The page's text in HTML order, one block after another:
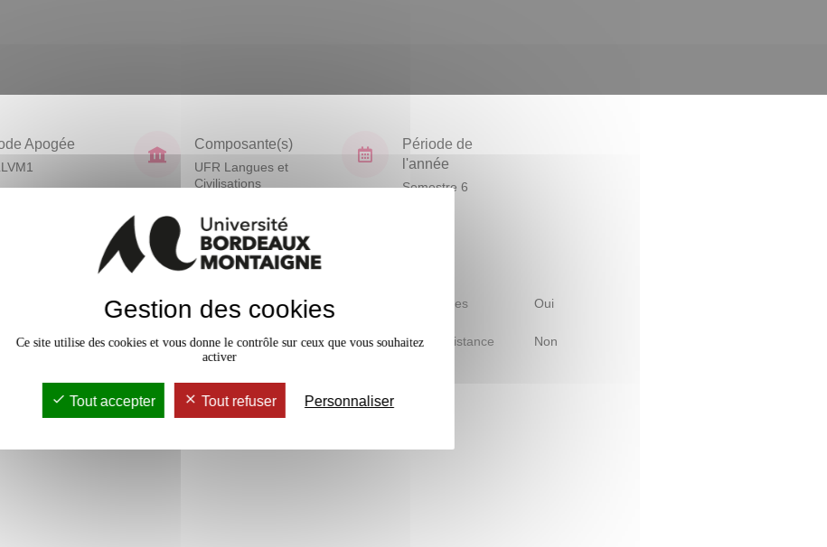
Apogée Composante(s)
UFR Langues et
Civilisations
Période de
l'année
Semestre 6
Mobilité d'études Oui
Accessible à distance Non
Gestion des cookies
Ce site utilise des cookies et vous donne le contrôle sur ceux que vous souhaitez
activer
Tout accepter Tout refuser Personnaliser